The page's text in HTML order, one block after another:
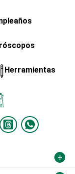
Herramientas